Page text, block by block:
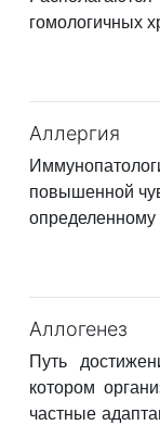
гомологичных
Аллергия
повышенной
определенному
Аллогенез
Путь
котором
частные